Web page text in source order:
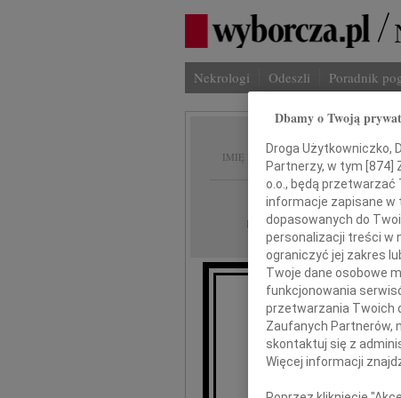
Nekrologi Odeszli Poradnik
IMIĘ I NAZWISKO:
REGION: Lublin
DATA EMISJI: 23.10.2020
Z głębokim
Dbamy o Twoją
Droga Użytkowniczko,
Partnerzy, w tym [874]
o.o., będą przetwarzać
informacje zapisane w
dopasowanych do
personalizacji treści w
ograniczyć jej zakres
Twoje dane osobowe
funkcjonowania
przetwarzania Twoich
Zaufanych Partnerów,
skontaktuj się z
Więcej informacji